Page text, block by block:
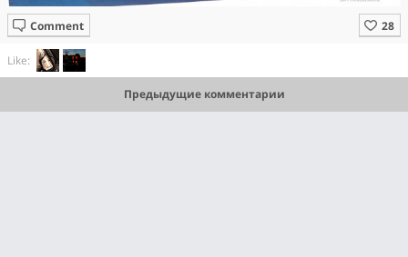
Comment
Like:
Предыдущие комментарии